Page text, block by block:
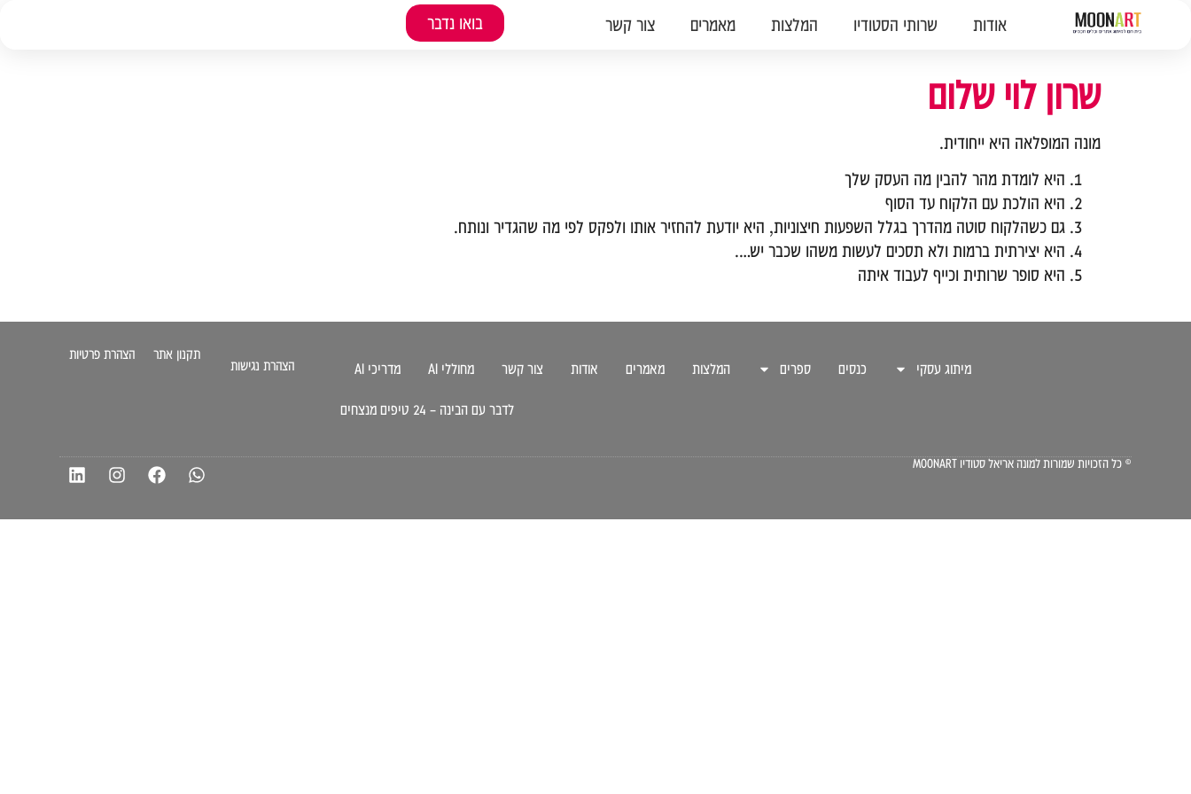
אודות שרותי הסטודיו המלצות מאמרים צור קשר בואו נדבר
שרון לוי שלום
מונה המופלאה היא ייחודית.
היא לומדת מהר להבין מה העסק שלך
היא הולכת עם הלקוח עד הסוף
גם כשהלקוח סוטה מהדרך בגלל השפעות חיצוניות, היא יודעת להחזיר אותו ולפקס לפי מה שהגדיר ונותח.
היא יצירתית ברמות ולא תסכים לעשות משהו שכבר יש….
היא סופר שרותית וכייף לעבוד איתה
מיתוג עסקי כנסים ספרים המלצות מאמרים אודות צור קשר מחוללי AI מדריכי AI
לדבר עם הבינה – 24 טיפים מנצחים
הצהרת פרטיות תקנון אתר
הצהרת נגישות
© כל הזכויות שמורות למונה אריאל סטודיו MOONART